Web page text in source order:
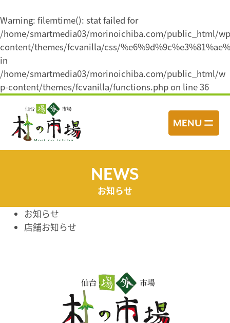
Warning: filemtime(): stat failed for
/home/smartmedia03/morinoichiba.com/public_html/
content/themes/fcvanilla/css/
in
/home/smartmedia03/morinoichiba.com/public_html/w
p-content/themes/fcvanilla/functions.php on line36
ッ
MENU
NEWS
お知らせ
お知らせ
店舗お知らせ